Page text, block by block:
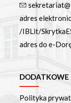
adres
/IBLit/
adres do e-
DODATKOWE
Polityka